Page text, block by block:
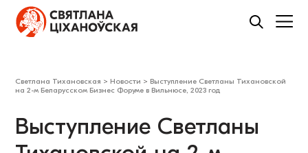
Светлана Тихановская > Новости > Выступление Светланы Тихановской
на 2-м Беларусском Бизнес Форуме в Вильнюсе, 2023 год
Выступление Светланы